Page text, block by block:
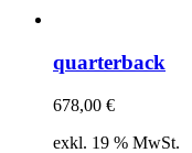
quarterback
678,00 €
exkl. 19 % MwSt.